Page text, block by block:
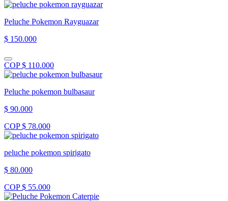
Peluche Pokemon Rayguazar
$ 150.000
COP $ 110.000
Peluche pokemon bulbasaur
$ 90.000
COP $ 78.000
peluche pokemon spirigato
$ 80.000
COP $ 55.000